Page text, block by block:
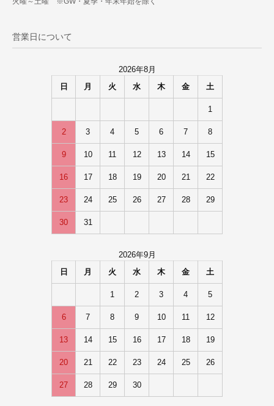
営業日について
2026年8月
日
月 火 水 木 金 土
1
2 3 4 5 6 7 8
9 10 11 12 13 14 15
16 17 18 19 20 21 22
23 24 25 26 27 28 29
30 31
2026年9月
日
月 火 水 木 金 土
1 2 3 4 5
6 7 8 9 10 11 12
13 14 15 16 17 18 19
20 21 22 23 24 25 26
27 28 29 30